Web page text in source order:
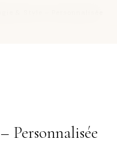
Personnalisée